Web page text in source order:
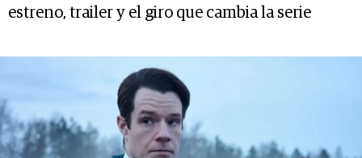
estreno, trailer y el giro que cambia la serie